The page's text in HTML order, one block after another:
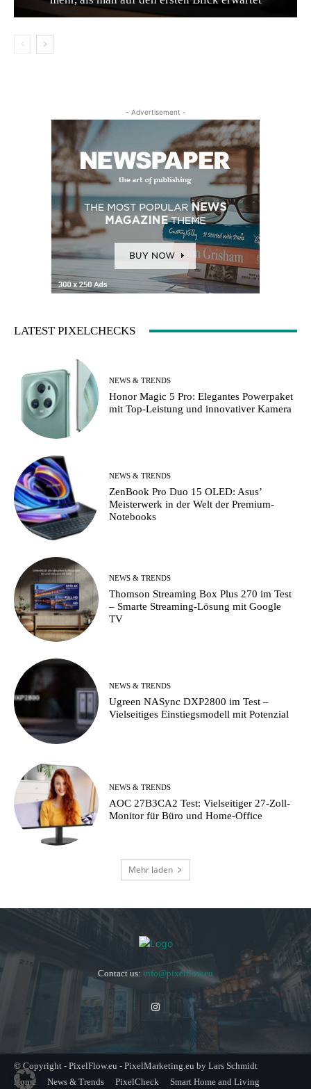
- Advertisement -
LATEST PIXELCHECKS
NEWS & TRENDS
Honor Magic 5 Pro: Elegantes Powerpaket
mit Top-Leistung und innovativer Kamera
NEWS & TRENDS
ZenBook Pro Duo 15 OLED: Asus’
Meisterwerk in der Welt der Premium-
Notebooks
NEWS & TRENDS
Thomson Streaming Box Plus 270 im Test
– Smarte Streaming-Lösung mit Google
TV
NEWS & TRENDS
Ugreen NASync DXP2800 im Test –
Vielseitiges Einstiegsmodell mit Potenzial
NEWS & TRENDS
AOC 27B3CA2 Test: Vielseitiger 27-Zoll-
Monitor für Büro und Home-Office
Mehr laden
Contact us: info@pixelflow.eu
© Copyright - PixelFlow.eu - PixelMarketing.eu by Lars Schmidt
Home
News & Trends PixelCheck
Smart Home and Living